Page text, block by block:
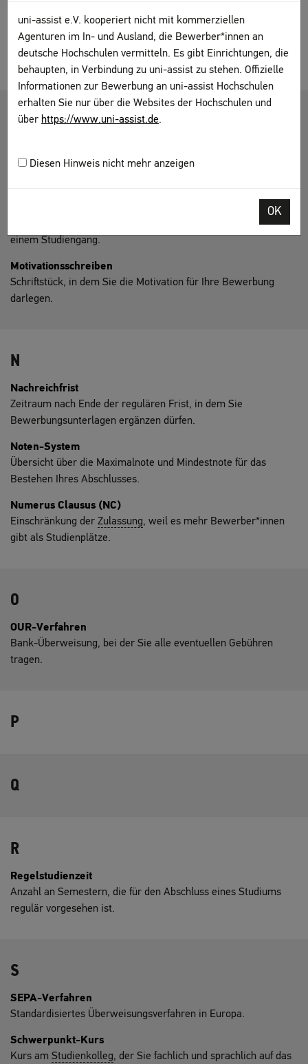
uni-assist e.V. kooperiert nicht mit kommerziellen
Agenturen im In- und Ausland, die Bewerber*innen an
deutsche Hochschulen vermitteln. Es gibt Einrichtungen, die
behaupten, in Verbindung zu uni-assist zu stehen. Offizielle
Informationen zur Bewerbung an uni-assist Hochschulen
erhalten Sie nur über die Websites der Hochschulen und
über https://www.uni-assist.de.
Diesen Hinweis nicht mehr anzeigen
OK
L
Lebenslauf
Chronologische Auflistung aller Tätigkeiten.
M
Weiterführendes Studium, das ein bereits absolviertes
Dokument mit allen wichtigen Informationen zu den Kursen in
einem Studiengang.
Motivationsschreiben
Schriftstück, in dem Sie die Motivation für Ihre Bewerbung
darlegen.
N
Nachreichfrist
Zeitraum nach Ende der regulären Frist, in dem Sie
Bewerbungsunterlagen ergänzen dürfen.
Noten-System
Übersicht über die Maximalnote und Mindestnote für das
Bestehen Ihres Abschlusses.
Numerus Clausus (NC)
Einschränkung der Zulassung, weil es mehr Bewerber*innen
gibt als Studienplätze.
O
OUR-Verfahren
Bank-Überweisung, bei der Sie alle eventuellen Gebühren
tragen.
P
Q
R
Regelstudienzeit
Anzahl an Semestern, die für den Abschluss eines Studiums
regulär vorgesehen ist.
S
SEPA-Verfahren
Standardisiertes Überweisungsverfahren in Europa.
Schwerpunkt-Kurs
Kurs am Studienkolleg, der Sie fachlich und sprachlich auf das